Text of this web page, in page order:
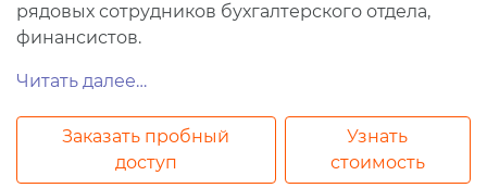
рядовых сотрудников бухгалтерского отдела,
финансистов.
Читать далее…
Заказать пробный
доступ
Узнать
стоимость